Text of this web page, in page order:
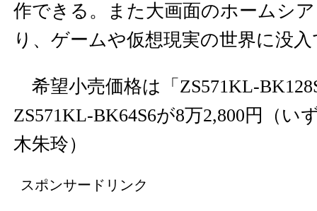
作できる。また大画面のホームシ
り、ゲームや仮想現実の世界に没
希望小売価格は「ZS571KL-
ZS571KL-BK64S6が8万2,800円（い
木朱玲）
スポンサードリンク